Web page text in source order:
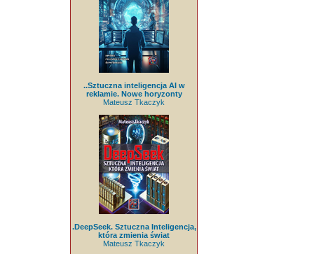
..Sztuczna inteligencja AI w
reklamie. Nowe horyzonty
Mateusz Tkaczyk
.DeepSeek. Sztuczna Inteligencja,
która zmienia świat
Mateusz Tkaczyk